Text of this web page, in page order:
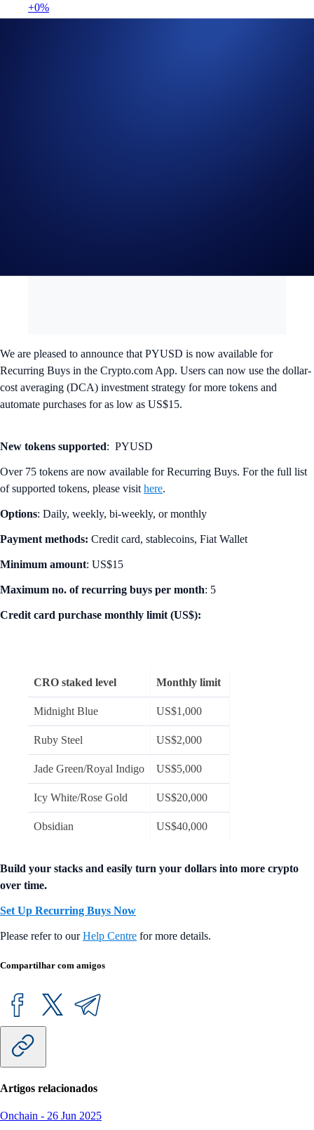
+0%
We are pleased to announce that PYUSD is now available for
Recurring Buys in the Crypto.com App. Users can now use the dollar-
cost averaging (DCA) investment strategy for more tokens and
automate purchases for as low as US$15.
New tokens supported: PYUSD
Over 75 tokens are now available for Recurring Buys. For the full list
of supported tokens, please visit here.
Options: Daily, weekly, bi-weekly, or monthly
Payment methods: Credit card, stablecoins, Fiat Wallet
Minimum amount: US$15
Maximum no. of recurring buys per month: 5
Credit card purchase monthly limit (US$):
CRO staked level Monthly limit
Midnight Blue US$1,000
Ruby Steel US$2,000
Jade Green/Royal Indigo US$5,000
Icy White/Rose Gold US$20,000
Obsidian US$40,000
Build your stacks and easily turn your dollars into more crypto
over time.
Set Up Recurring Buys Now
Please refer to ourHelp Centre for more details.
Compartilhar com amigos
Artigos relacionados
Onchain - 26 Jun 2025